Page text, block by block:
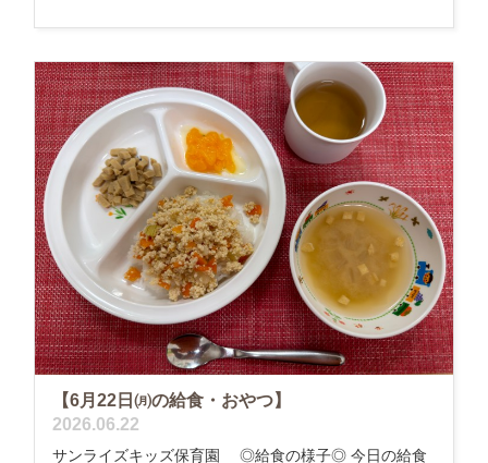
【6月22日㈪の給食・おやつ】
2026.06.22
サンライズキッズ保育園 ◎給食の様子◎ 今日の給食